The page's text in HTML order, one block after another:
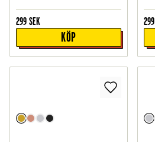
299 SEK
KÖP
299